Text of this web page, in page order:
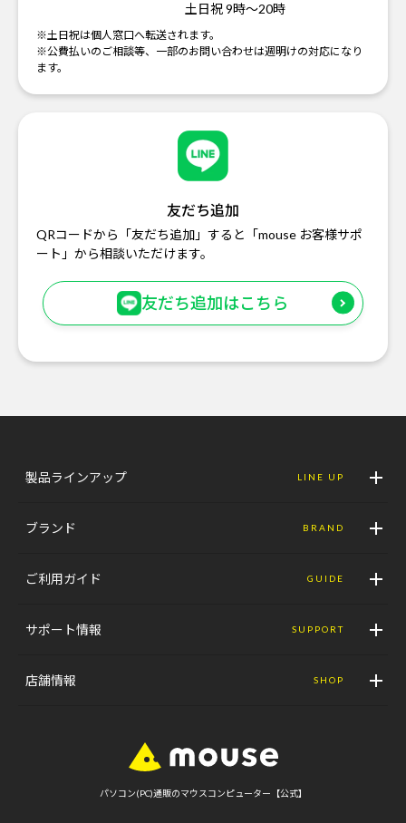
土日祝 9時～20時
※土日祝は個人窓口へ転送されます。
※公費払いのご相談等、一部のお問い合わせは週明けの対応になり
ます。
友だち追加
QRコードから「友だち追加」すると「mouse お客様サポ
ート」から相談いただけます。
友だち追加はこちら
製品ラインアップ LINE UP
ブランド BRAND
ご利用ガイド GUIDE
サポート情報 SUPPORT
店舗情報 SHOP
パソコン(PC)通販のマウスコンピューター【公式】